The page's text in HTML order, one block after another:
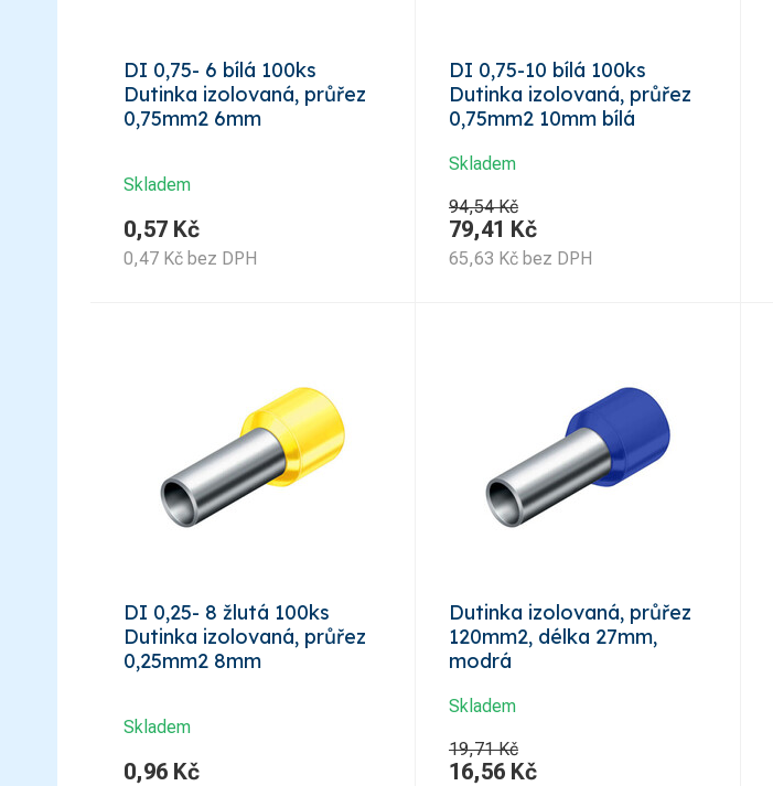
DI 0,75- 6 bílá 100ks
Dutinka izolovaná, průřez
0,75mm2 6mm
Skladem
0,57 Kč
0,47 Kč bez DPH
DI 0,75-10 bílá 100ks
Dutinka izolovaná, průřez
0,75mm2 10mm bílá
Skladem
94,54 Kč
79,41 Kč
65,63 Kč bez DPH
DI 0,25- 8 žlutá 100ks
Dutinka izolovaná, průřez
0,25mm2 8mm
Skladem
0,96 Kč
Dutinka izolovaná, průřez
120mm2, délka 27mm,
modrá
Skladem
19,71 Kč
16,56 Kč